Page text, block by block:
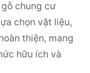
chung cư
chọn vật liệu,
thiện, mang
hữu ích và